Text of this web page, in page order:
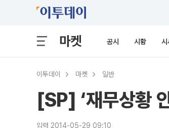
마켓 공시 시황 시
이투데이 마켓 일반
[SP] ‘재무상황
입력 2014-05-29 09:10